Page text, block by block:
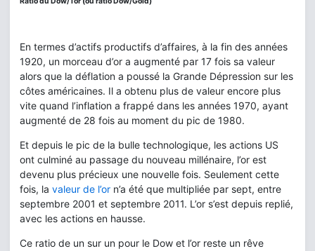
En termes d’actifs productifs d’affaires, à la fin des années
1920, un morceau d’or a augmenté par 17 fois sa valeur
alors que la déflation a poussé la Grande Dépression sur les
côtes américaines. Il a obtenu plus de valeur encore plus
vite quand l’inflation a frappé dans les années 1970, ayant
augmenté de 28 fois au moment du pic de 1980.
Et depuis le pic de la bulle technologique, les actions US
ont culminé au passage du nouveau millénaire, l’or est
devenu plus précieux une nouvelle fois. Seulement cette
fois, la valeur de l’or n’a été que multipliée par sept, entre
septembre 2001 et septembre 2011. L’or s’est depuis replié,
avec les actions en hausse.
Ce ratio de un sur un pour le Dow et l’or reste un rêve